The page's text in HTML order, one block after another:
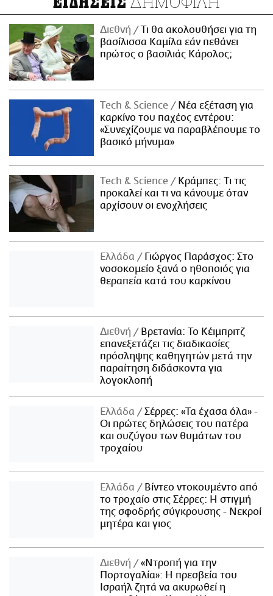
Διεθνή
Τι θα ακολουθήσει για τη
βασίλισσα Καμίλα εάν πεθάνει
πρώτος ο βασιλιάς Κάρολος;
Τech & Science
Νέα εξέταση για
καρκίνο του παχέος εντέρου:
«Συνεχίζουμε να παραβλέπουμε το
βασικό μήνυμα»
Τech & Science
Κράμπες: Τι τις
προκαλεί και τι να κάνουμε όταν
αρχίσουν οι ενοχλήσεις
Ελλάδα
Γιώργος Παράσχος: Στο
νοσοκομείο ξανά ο ηθοποιός για
θεραπεία κατά του καρκίνου
Διεθνή
Βρετανία: Το Κέιμπριτζ
επανεξετάζει τις διαδικασίες
πρόσληψης καθηγητών μετά την
παραίτηση διδάσκοντα για
λογοκλοπή
Ελλάδα
Σέρρες: «Τα έχασα όλα» -
Οι πρώτες δηλώσεις του πατέρα
και συζύγου των θυμάτων του
τροχαίου
Ελλάδα
Βίντεο ντοκουμέντο από
το τροχαίο στις Σέρρες: Η στιγμή
της σφοδρής σύγκρουσης - Νεκροί
μητέρα και γιος
Διεθνή
«Ντροπή για την
Πορτογαλία»: Η πρεσβεία του
Ισραήλ ζητά να ακυρωθεί η